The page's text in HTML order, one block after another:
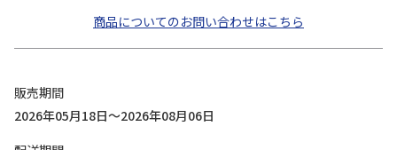
商品についてのお問い合わせはこちら
販売期間
2026年05月18日～2026年08月06日